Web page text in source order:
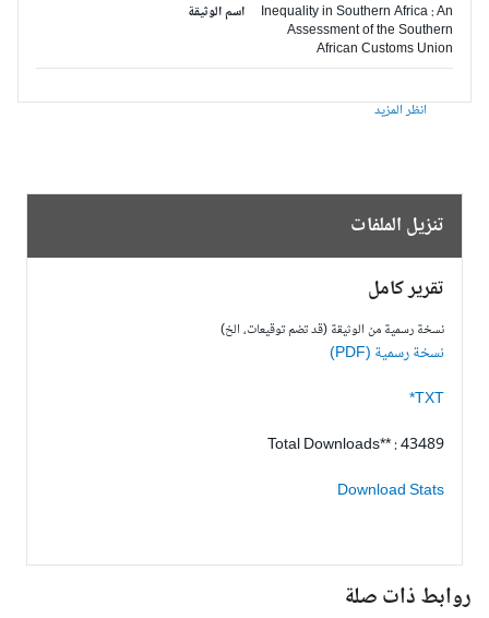
اسم الوثيقة
Inequality in Southern Africa : An
Assessment of the Southern
African Customs Union
انظر المزيد
تنزيل الملفات
تقرير كامل
نسخة رسمية من الوثيقة (قد تضم توقيعات، الخ)
نسخة رسمية (PDF)
TXT*
Total Downloads** : 43489
Download Stats
روابط ذات صلة